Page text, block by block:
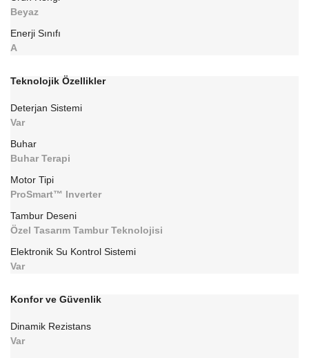
Beyaz
Enerji Sınıfı
A
Teknolojik Özellikler
Deterjan Sistemi
Var
Buhar
Buhar Terapi
Motor Tipi
ProSmart™ Inverter
Tambur Deseni
Özel Tasarım Tambur Teknolojisi
Elektronik Su Kontrol Sistemi
Var
Konfor ve Güvenlik
Dinamik Rezistans
Var